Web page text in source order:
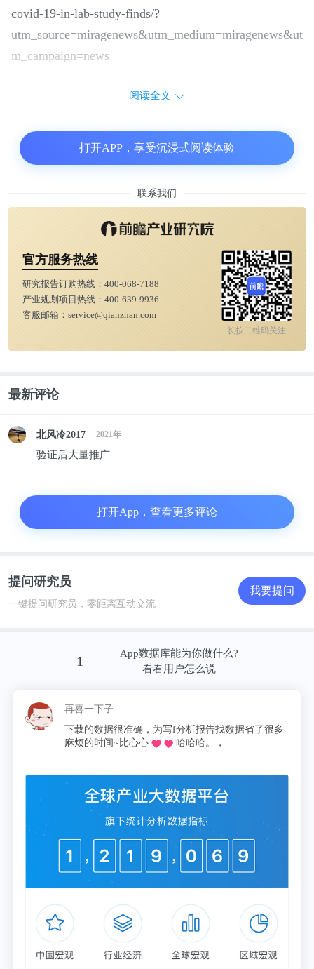
covid-19-in-lab-study-finds/?
utm_source=miragenews&utm_medium=miragenews&ut
m_campaign=news
阅读全文
打开APP，享受沉浸式阅读体验
联系我们
官方服务热线
研究报告订购热线： 400-068-7188
产业规划项目热线： 400-639-9936
客服邮箱： service@qianzhan.com
长按二维码关注
最新评论
北风冷2017 2021年
验证后大量推广
打开App，查看更多评论
提问研究员
一键提问研究员，零距离互动交流
我要提问
1
App数据库能为你做什么?
看看用户怎么说
再喜一下子
下载的数据很准确，为写f分析报告找数据省了很多
麻烦的时间~比心心
哈哈哈。，